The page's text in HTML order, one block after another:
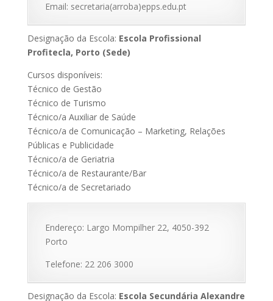
Email: secretaria(arroba)epps.edu.pt
Designação da Escola: Escola Profissional
Profitecla, Porto (Sede)
Cursos disponíveis:
Técnico de Gestão
Técnico de Turismo
Técnico/a Auxiliar de Saúde
Técnico/a de Comunicação – Marketing, Relações
Públicas e Publicidade
Técnico/a de Geriatria
Técnico/a de Restaurante/Bar
Técnico/a de Secretariado
Endereço: Largo Mompilher 22, 4050-392
Porto
Telefone: 22 206 3000
Designação da Escola: Escola Secundária Alexandre